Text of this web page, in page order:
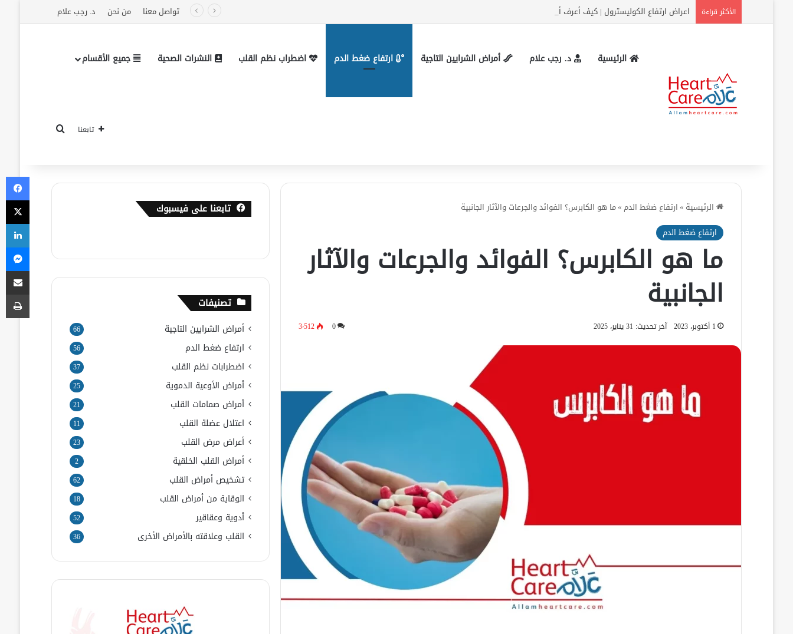
الأكثر قراءة اعراض ارتفاع الكوليسترول | كيف أعرف أن الكولسترول مرتفع بدون تحليل؟ تواصل معنا من نحن د. رجب علام
الرئيسية د. رجب علام أمراض الشرايين التاجية ارتفاع ضغط الدم اضطراب نظم القلب النشرات الصحية جميع الأقسام
تابعنا
الرئيسية »ارتفاع ضغط الدم»ما هو الكابرس؟ الفوائد والجرعات والآثار الجانبية
ارتفاع ضغط الدم
ما هو الكابرس؟ الفوائد والجرعات والآثار
الجانبية
1 أكتوبر، 2023 آخر تحديث: 31 يناير، 2025 0 3٬512
تابعنا على فيسبوك
تصنيفات
أمراض الشرايين التاجية 66
ارتفاع ضغط الدم 56
اضطرابات نظم القلب 37
أمراض الأوعية الدموية 25
أمراض صمامات القلب 21
اعتلال عضلة القلب 11
أعراض مرض القلب 23
أمراض القلب الخلقية 2
تشخيص أمراض القلب 62
الوقاية من أمراض القلب 18
أدوية وعقاقير 52
القلب وعلاقته بالأمراض الأخرى 36